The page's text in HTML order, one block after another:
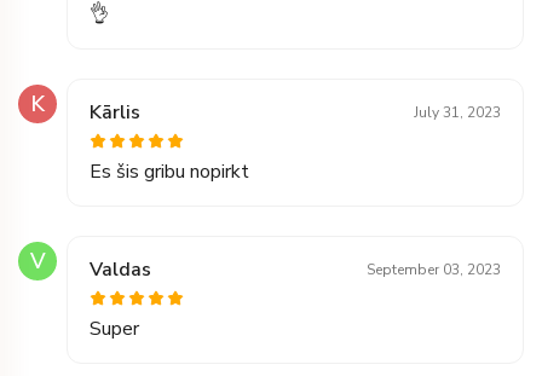
👌
K Kārlis July 31, 2023
Es šis gribu nopirkt
V Valdas September 03, 2023
Super